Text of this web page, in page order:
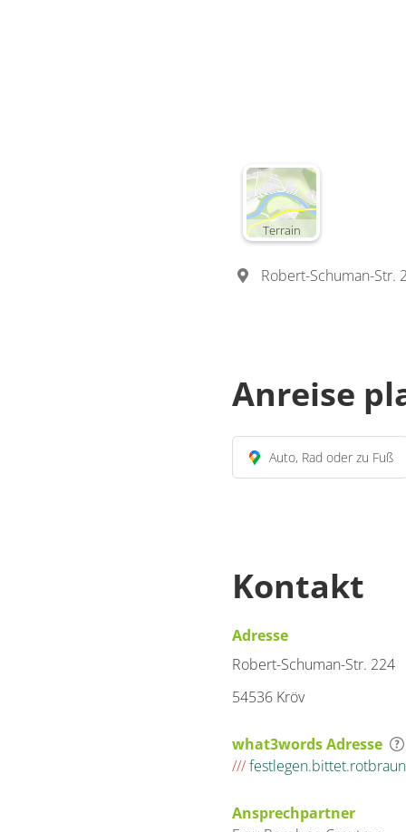
Terrain
Robert-Schuman-Str.
Anreise
Auto, Rad oder zu Fuß
Kontakt
Adresse
Robert-Schuman-Str. 224
54536 Kröv
what3words Adresse
///festlegen.bittet.rotbraun
Ansprechpartner